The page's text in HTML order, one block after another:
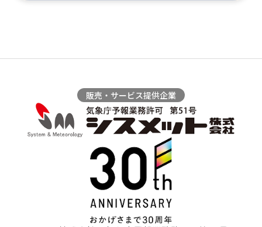
製品お役立ち情報
ZEROSAI X-AI
技術提案
閉じる
販売・サービス提供企業